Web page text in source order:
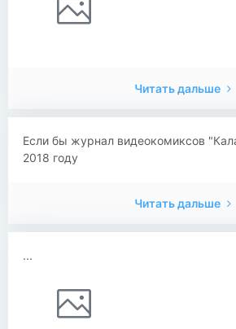
Читать дальше
Если бы журнал видеокомиксов
2018 году
Читать дальше
...